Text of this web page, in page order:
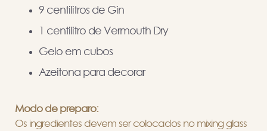
9 centilitros de Gin
1 centilitro de Vermouth Dry
Gelo em cubos
Azeitona para decorar
Modo de preparo:
Os ingredientes devem ser colocados no mixing glass